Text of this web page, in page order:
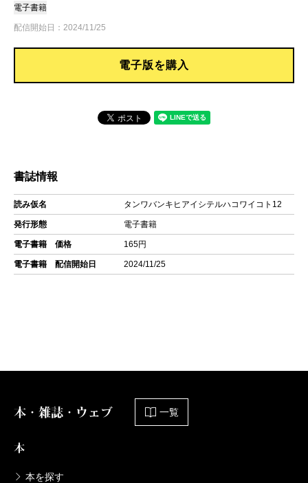
電子書籍
配信開始日：2024/11/25
電子版を購入
書誌情報
読み仮名 タンワバンキヒアイシテルハコワイコト12
発行形態 電子書籍
電子書籍 価格 165円
電子書籍 配信開始日 2024/11/25
本・雑誌・ウェブ 一覧
本
本を探す